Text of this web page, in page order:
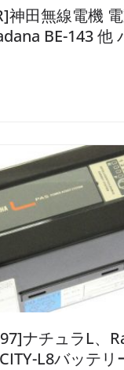
神田無線電機
BE-143 他
ナチュラL、
L8バッテ